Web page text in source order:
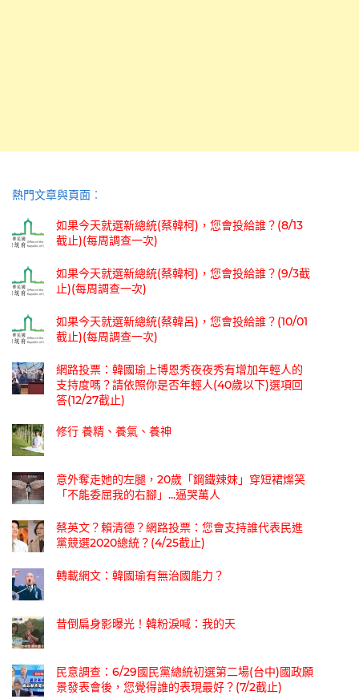
熱門文章與頁面︰
如果今天就選新總統(蔡韓柯)，您會投給誰？(8/13
截止)(每周調查一次)
如果今天就選新總統(蔡韓柯)，您會投給誰？(9/3截
止)(每周調查一次)
如果今天就選新總統(蔡韓呂)，您會投給誰？(10/01
截止)(每周調查一次)
網路投票：韓國瑜上博恩秀夜夜秀有增加年輕人的
支持度嗎？請依照你是否年輕人(40歲以下)選項回
答(12/27截止)
修行 養精、養氣、養神
意外奪走她的左腿，20歲「鋼鐵辣妹」穿短裙燦笑
「不能委屈我的右腳」...逼哭萬人
蔡英文？賴清德？網路投票：您會支持誰代表民進
黨競選2020總統？(4/25截止)
轉載網文：韓國瑜有無治國能力？
昔倒扁身影曝光！韓粉淚喊：我的天
民意調查：6/29國民黨總統初選第二場(台中)國政願
景發表會後，您覺得誰的表現最好？(7/2截止)